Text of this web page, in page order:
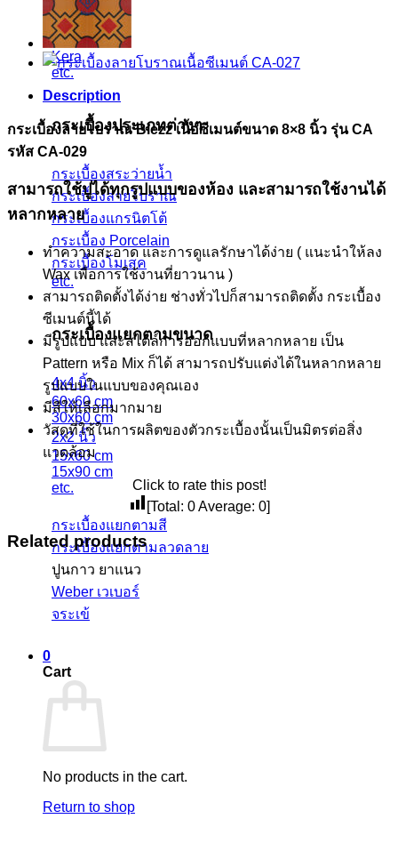
Blezz
Kenzai
Cotto
Kera
etc.
กระเบื้องประเภทต่างๆ
กระเบื้องสระว่ายน้ำ
กระเบื้องลายโบราณ
กระเบื้องแกรนิตโต้
กระเบื้อง Porcelain
กระเบื้องโมเสค
etc.
กระเบื้องแยกตามขนาด
4x4 นิ้ว
60x60 cm
30x60 cm
2x2 นิ้ว
15x60 cm
15x90 cm
etc.
กระเบื้องแยกตามสี
กระเบื้องแยกตามลวดลาย
ปูนกาว ยาแนว
Weber เวเบอร์
จระเข้
0
Cart
No products in the cart.
Return to shop
Description
กระเบื้องลายโบราณ Blezz เนื้อซีเมนต์ขนาด 8×8 นิ้ว รุ่น CA
รหัส CA-029
สามารถใช้ปูได้ทุกรูปแบบของห้อง และสามารถใช้งานได้
หลากหลาย
ทำความสะอาด และการดูแลรักษาได้ง่าย ( แนะนำให้ลง
Wax เพื่อการใช้งานที่ยาวนาน )
สามารถติดตั้งได้ง่าย ช่างทั่วไปก็สามารถติดตั้ง กระเบื้อง
ซีเมนต์นี้ได้
มีรูปแบบ และสไตล์การออกแบบที่หลากหลาย เป็น
Pattern หรือ Mix ก็ได้ สามารถปรับแต่งได้ในหลากหลาย
รูปแบบในแบบของคุณเอง
มีสีให้เลือกมากมาย
วัสดุที่ใช้ในการผลิตของตัวกระเบื้องนั้นเป็นมิตรต่อสิ่ง
แวดล้อม
Click to rate this post!
[Total: 0Average: 0]
Related products